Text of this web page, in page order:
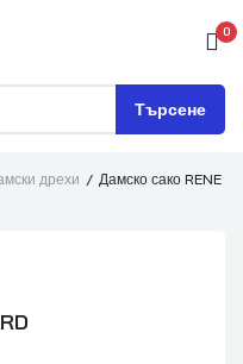
0
Търсене
дрехи
Дамско сако RENE